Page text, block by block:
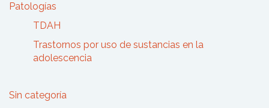
Patologías
TDAH
Trastornos por uso de sustancias en la
adolescencia
Sin categoría